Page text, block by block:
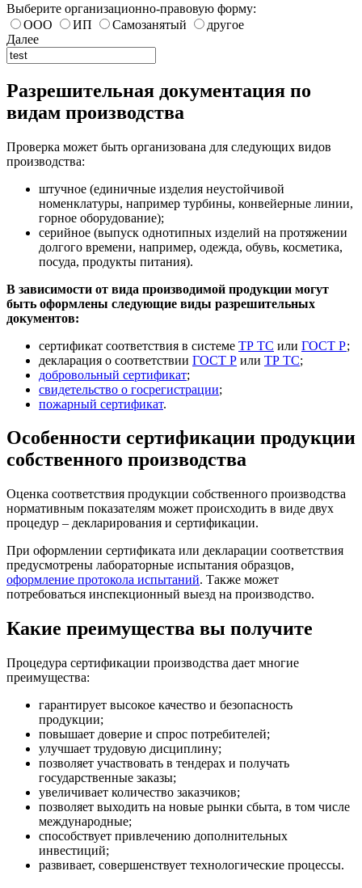
Выберите организационно-правовую форму:
ООО
ИП Самозанятый
другое
Далее
Разрешительная документация по
видам производства
Проверка может быть организована для следующих видов
производства:
штучное (единичные изделия неустойчивой
номенклатуры, например турбины, конвейерные линии,
горное оборудование);
серийное (выпуск однотипных изделий на протяжении
долгого времени, например, одежда, обувь, косметика,
посуда, продукты питания).
В зависимости от вида производимой продукции могут
быть оформлены следующие виды разрешительных
документов:
сертификат соответствия в системе ТР ТС или ГОСТ Р;
декларация о соответствии ГОСТ Р или ТР ТС;
добровольный сертификат;
свидетельство о госрегистрации;
пожарный сертификат.
Особенности сертификации продукции
собственного производства
Оценка соответствия продукции собственного производства
нормативным показателям может происходить в виде двух
процедур – декларирования и сертификации.
При оформлении сертификата или декларации соответствия
предусмотрены лабораторные испытания образцов,
оформление протокола испытаний. Также может
потребоваться инспекционный выезд на производство.
Какие преимущества вы получите
Процедура сертификации производства дает многие
преимущества:
гарантирует высокое качество и безопасность
продукции;
повышает доверие и спрос потребителей;
улучшает трудовую дисциплину;
позволяет участвовать в тендерах и получать
государственные заказы;
увеличивает количество заказчиков;
позволяет выходить на новые рынки сбыта, в том числе
международные;
способствует привлечению дополнительных
инвестиций;
развивает, совершенствует технологические процессы.